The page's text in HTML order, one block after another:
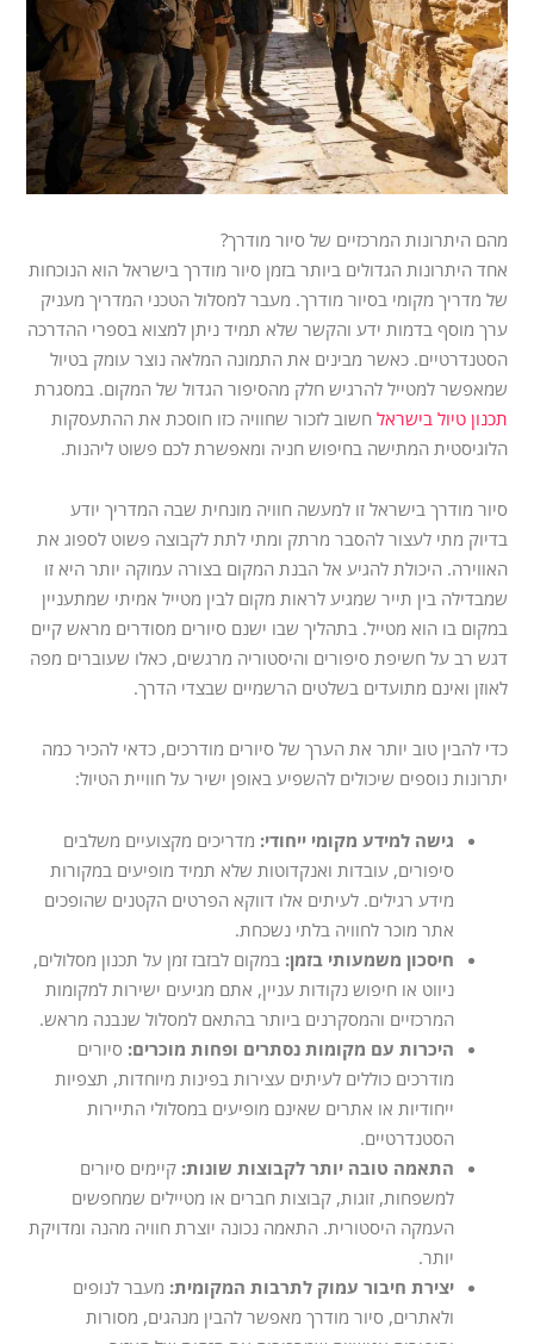
מהם היתרונות המרכזיים של סיור מודרך?
אחד היתרונות הגדולים ביותר בזמן סיור מודרך בישראל הוא הנוכחות
של מדריך מקומי בסיור מודרך. מעבר למסלול הטכני המדריך מעניק
ערך מוסף בדמות ידע והקשר שלא תמיד ניתן למצוא בספרי ההדרכה
הסטנדרטיים. כאשר מבינים את התמונה המלאה נוצר עומק בטיול
שמאפשר למטייל להרגיש חלק מהסיפור הגדול של המקום. במסגרת
תכנון טיול בישראלחשוב לזכור שחוויה כזו חוסכת את ההתעסקות
הלוגיסטית המתישה בחיפוש חניה ומאפשרת לכם פשוט ליהנות.
סיור מודרך בישראל זו למעשה חוויה מונחית שבה המדריך יודע
בדיוק מתי לעצור להסבר מרתק ומתי לתת לקבוצה פשוט לספוג את
האווירה. היכולת להגיע אל הבנת המקום בצורה עמוקה יותר היא זו
שמבדילה בין תייר שמגיע לראות מקום לבין מטייל אמיתי שמתעניין
במקום בו הוא מטייל. בתהליך שבו ישנם סיורים מסודרים מראש קיים
דגש רב על חשיפת סיפורים והיסטוריה מרגשים, כאלו שעוברים מפה
לאוזן ואינם מתועדים בשלטים הרשמיים שבצדי הדרך.
כדי להבין טוב יותר את הערך של סיורים מודרכים, כדאי להכיר כמה
יתרונות נוספים שיכולים להשפיע באופן ישיר על חוויית הטיול:
גישה למידע מקומי ייחודי:מדריכים מקצועיים משלבים
סיפורים, עובדות ואנקדוטות שלא תמיד מופיעים במקורות
מידע רגילים. לעיתים אלו דווקא הפרטים הקטנים שהופכים
אתר מוכר לחוויה בלתי נשכחת.
חיסכון משמעותי בזמן:במקום לבזבז זמן על תכנון מסלולים,
ניווט או חיפוש נקודות עניין, אתם מגיעים ישירות למקומות
המרכזיים והמסקרנים ביותר בהתאם למסלול שנבנה מראש.
היכרות עם מקומות נסתרים ופחות מוכרים:סיורים
מודרכים כוללים לעיתים עצירות בפינות מיוחדות, תצפיות
ייחודיות או אתרים שאינם מופיעים במסלולי התיירות
הסטנדרטיים.
התאמה טובה יותר לקבוצות שונות:קיימים סיורים
למשפחות, זוגות, קבוצות חברים או מטיילים שמחפשים
העמקה היסטורית. התאמה נכונה יוצרת חוויה מהנה ומדויקת
יותר.
יצירת חיבור עמוק לתרבות המקומית:מעבר לנופים
ולאתרים, סיור מודרך מאפשר להבין מנהגים, מסורות